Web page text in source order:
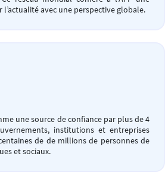
avec une perspective globale.
une source de confiance par plus de 4
institutions et entreprises
de de millions de personnes de
et sociaux.